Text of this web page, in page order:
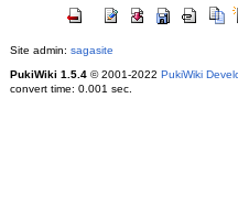
Site admin: sagasite
PukiWiki 1.5.4© 2001-2022 PukiWiki
convert time: 0.001 sec.